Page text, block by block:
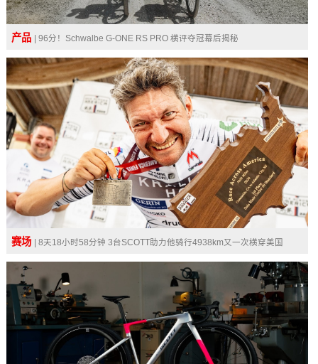
产品 | 96分！Schwalbe G-ONE RS PRO 横评夺冠幕后揭秘
赛场 | 8天18小时58分钟 3台SCOTT助力他骑行4938km又一次横穿美国